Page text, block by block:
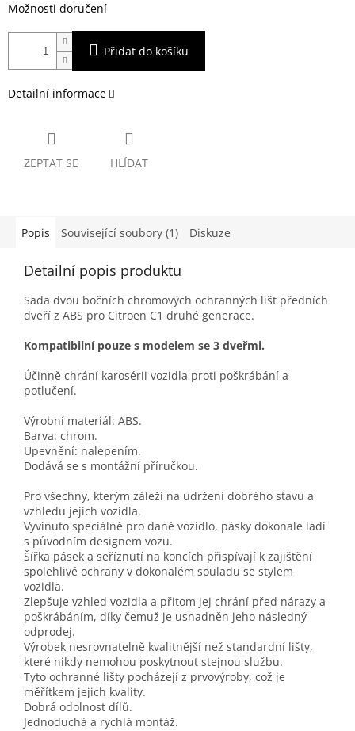
Možnosti doručení
Přidat do košíku
Detailní informace
ZEPTAT SE HLÍDAT
Popis Související soubory (1) Diskuze
Detailní popis produktu
Sada dvou bočních chromových ochranných lišt předních
dveří z ABS pro Citroen C1 druhé generace.
Kompatibilní pouze s modelem se 3 dveřmi.
Účinně chrání karosérii vozidla proti poškrábání a
potlučení.
Výrobní materiál: ABS.
Barva: chrom.
Upevnění: nalepením.
Dodává se s montážní příručkou.
Pro všechny, kterým záleží na udržení dobrého stavu a
vzhledu jejich vozidla.
Vyvinuto speciálně pro dané vozidlo, pásky dokonale ladí
s původním designem vozu.
Šířka pásek a seříznutí na koncích přispívají k zajištění
spolehlivé ochrany v dokonalém souladu se stylem
vozidla.
Zlepšuje vzhled vozidla a přitom jej chrání před nárazy a
poškrábáním, díky čemuž je usnadněn jeho následný
odprodej.
Výrobek nesrovnatelně kvalitnější než standardní lišty,
které nikdy nemohou poskytnout stejnou službu.
Tyto ochranné lišty pocházejí z prvovýroby, což je
měřítkem jejich kvality.
Dobrá odolnost dílů.
Jednoduchá a rychlá montáž.